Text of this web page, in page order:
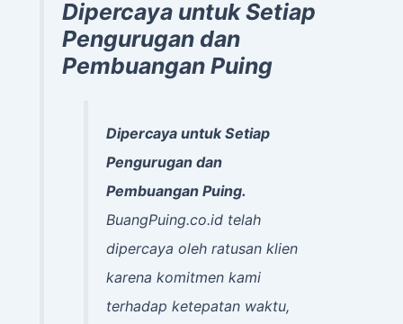
Dipercaya untuk Setiap
Pengurugan dan
Pembuangan Puing
Dipercaya untuk Setiap
Pengurugan dan
Pembuangan Puing.
BuangPuing.co.id telah
dipercaya oleh ratusan klien
karena komitmen kami
terhadap ketepatan waktu,